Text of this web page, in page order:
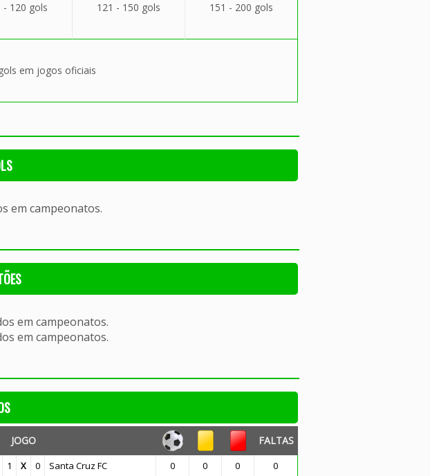
- 120 gols 121 - 150 gols 151 - 200 gols
em jogos oficiais
em campeonatos.
em campeonatos.
em campeonatos.
JOGO FALTAS
1 X 0 Santa Cruz FC 0 0 0 0